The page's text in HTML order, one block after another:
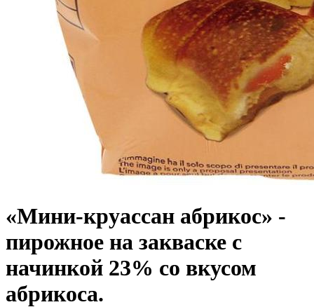
«Мини-круассан абрикос» -
пирожное на закваске с
начинкой 23% со вкусом
абрикоса.